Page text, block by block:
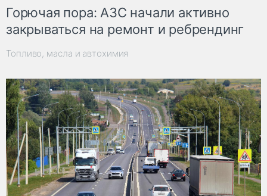
Горючая пора: АЗС начали активно
закрываться на ремонт и ребрендинг
Топливо, масла и автохимия